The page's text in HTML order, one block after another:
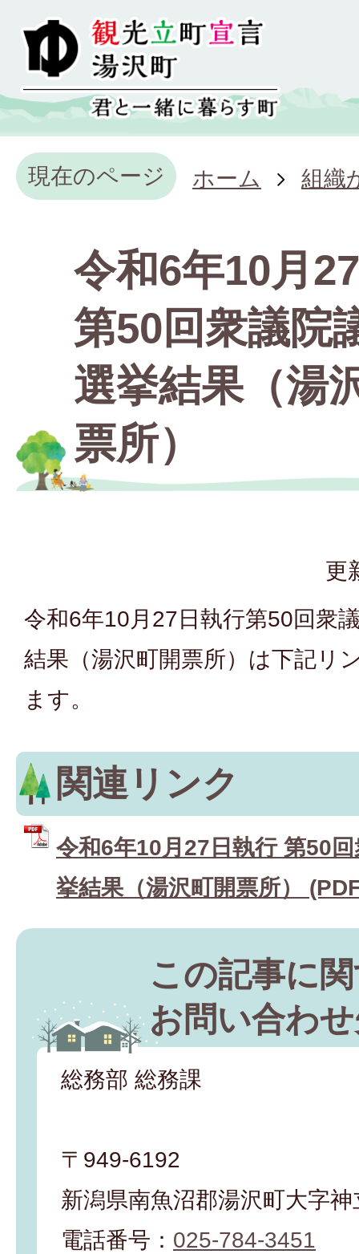
現在のページ ホーム 組織
令和6年10月
第50回衆議院
選挙結果（湯
票所）
更
令和6年10月27日執行第50回衆
結果（湯沢町開票所）は下記リ
ます。
関連リンク
令和6年10月27日執行 第50
挙結果（湯沢町開票所）
この記事に
お問い合わ
総務部 総務課
〒949-6192
新潟県南魚沼郡湯沢町大字
電話番号： 025-784-3451